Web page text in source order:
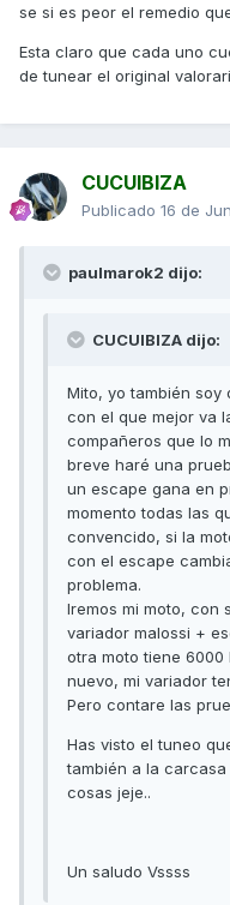
se si es peor el remedio
Esta claro que cada uno
de tunear el original
CUCUIBIZA
Publicado 16 de
paulmarok2 dijo:
CUCUIBIZA dijo:
Mito, yo también
con el que mejor va
compañeros que lo
breve haré una
un escape gana en
momento todas las
convencido, si la
con el escape
problema.
Iremos mi moto, con
variador malossi +
otra moto tiene
nuevo, mi variador
Pero contare las
Has visto el tuneo
también a la
cosas jeje..
Un saludo Vssss